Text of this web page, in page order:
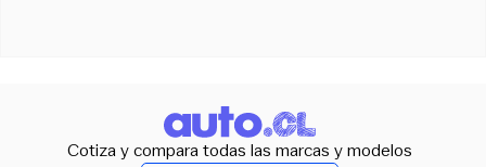
Cotiza y compara todas las marcas y modelos